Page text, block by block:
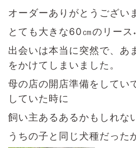
オーダーありがとうござい
とても大きな60㎝のリース
出会いは本当に突然で、あ
をかけてしまいました。
母の店の開店準備をしてい
していた時に
飼い主あるあるかもしれな
うちの子と同じ犬種だった